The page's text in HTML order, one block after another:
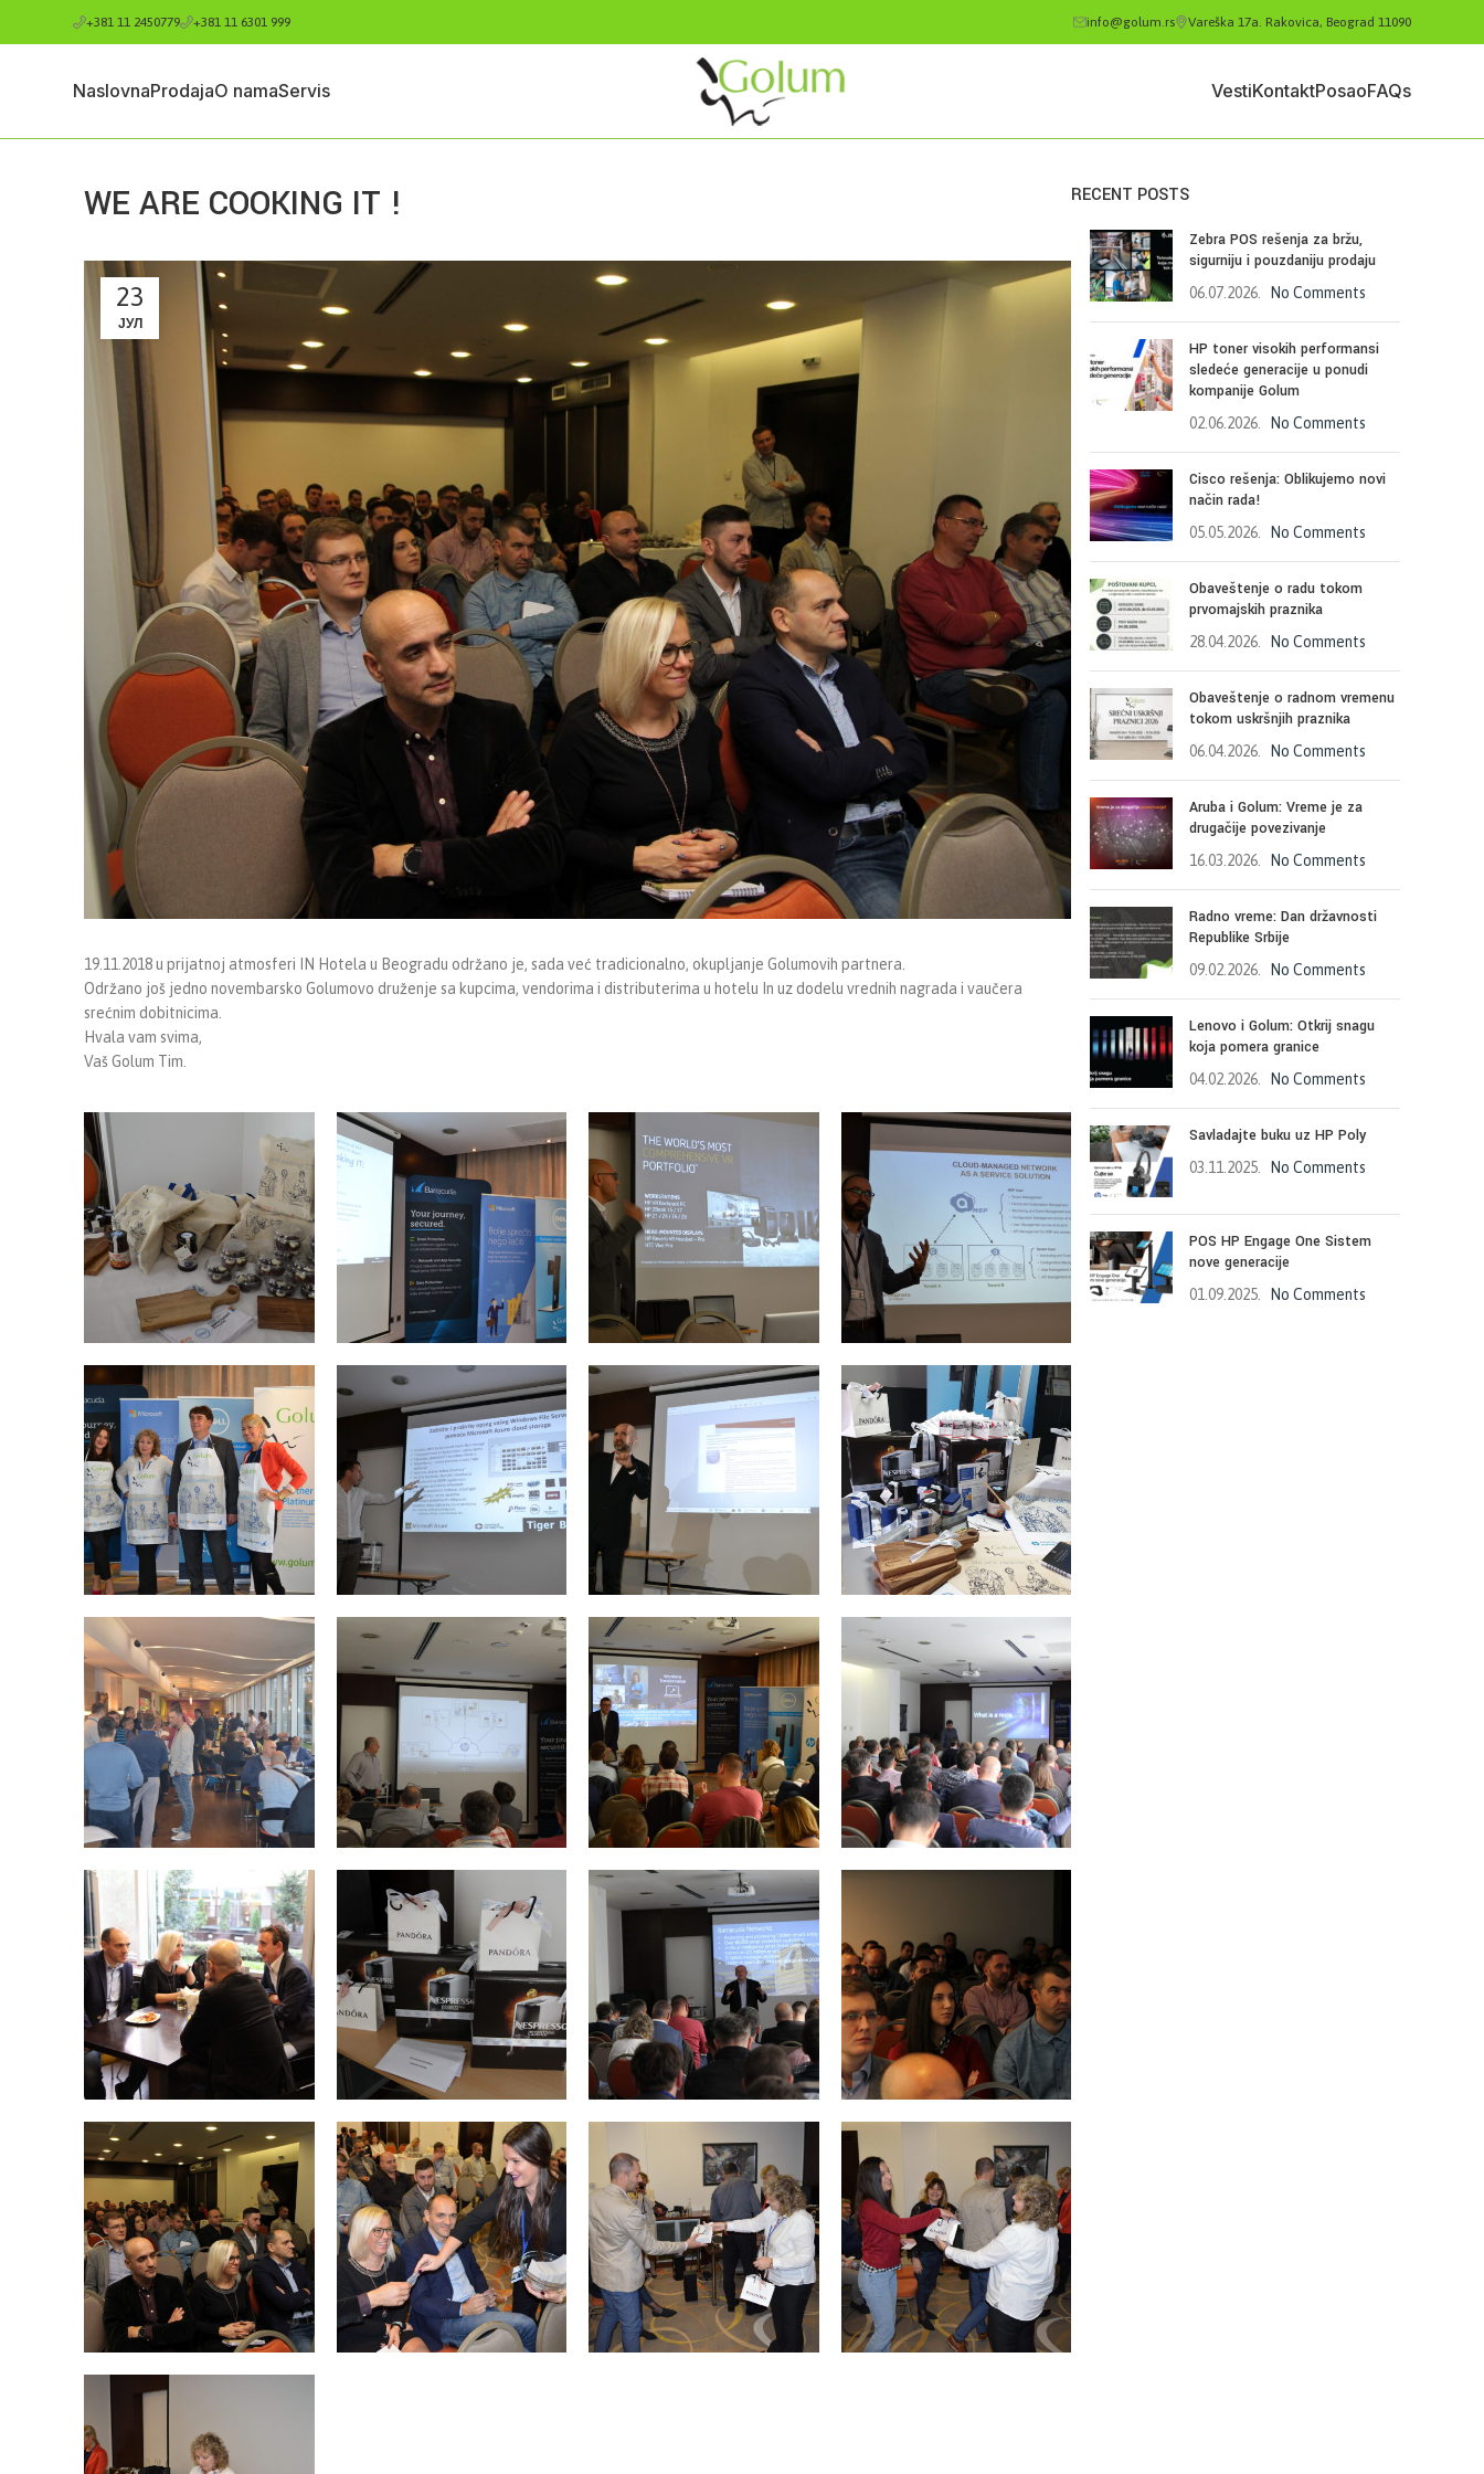
+381 11 2450779 +381 11 6301 999 info@golum.rs Vareška 17a. Rakovica, Beograd 11090
NaslovnaProdajaO namaServis VestiKontaktPosaoFAQs
WE ARE COOKING IT !
23
ЈУЛ
19.11.2018 u prijatnoj atmosferi IN Hotela u Beogradu održano je, sada već tradicionalno, okupljanje Golumovih partnera.
Održano još jedno novembarsko Golumovo druženje sa kupcima, vendorima i distributerima u hotelu In uz dodelu vrednih nagrada i vaučera
srećnim dobitnicima.
Hvala vam svima,
Vaš Golum Tim.
RECENT POSTS
Zebra POS rešenja za bržu,
sigurniju i pouzdaniju prodaju
06.07.2026. No Comments
HP toner visokih performansi
sledeće generacije u ponudi
kompanije Golum
02.06.2026. No Comments
Cisco rešenja: Oblikujemo novi
način rada!
05.05.2026. No Comments
Obaveštenje o radu tokom
prvomajskih praznika
28.04.2026. No Comments
Obaveštenje o radnom vremenu
tokom uskršnjih praznika
06.04.2026. No Comments
Aruba i Golum: Vreme je za
drugačije povezivanje
16.03.2026. No Comments
Radno vreme: Dan državnosti
Republike Srbije
09.02.2026. No Comments
Lenovo i Golum: Otkrij snagu
koja pomera granice
04.02.2026. No Comments
Savladajte buku uz HP Poly
03.11.2025. No Comments
POS HP Engage One Sistem
nove generacije
01.09.2025. No Comments